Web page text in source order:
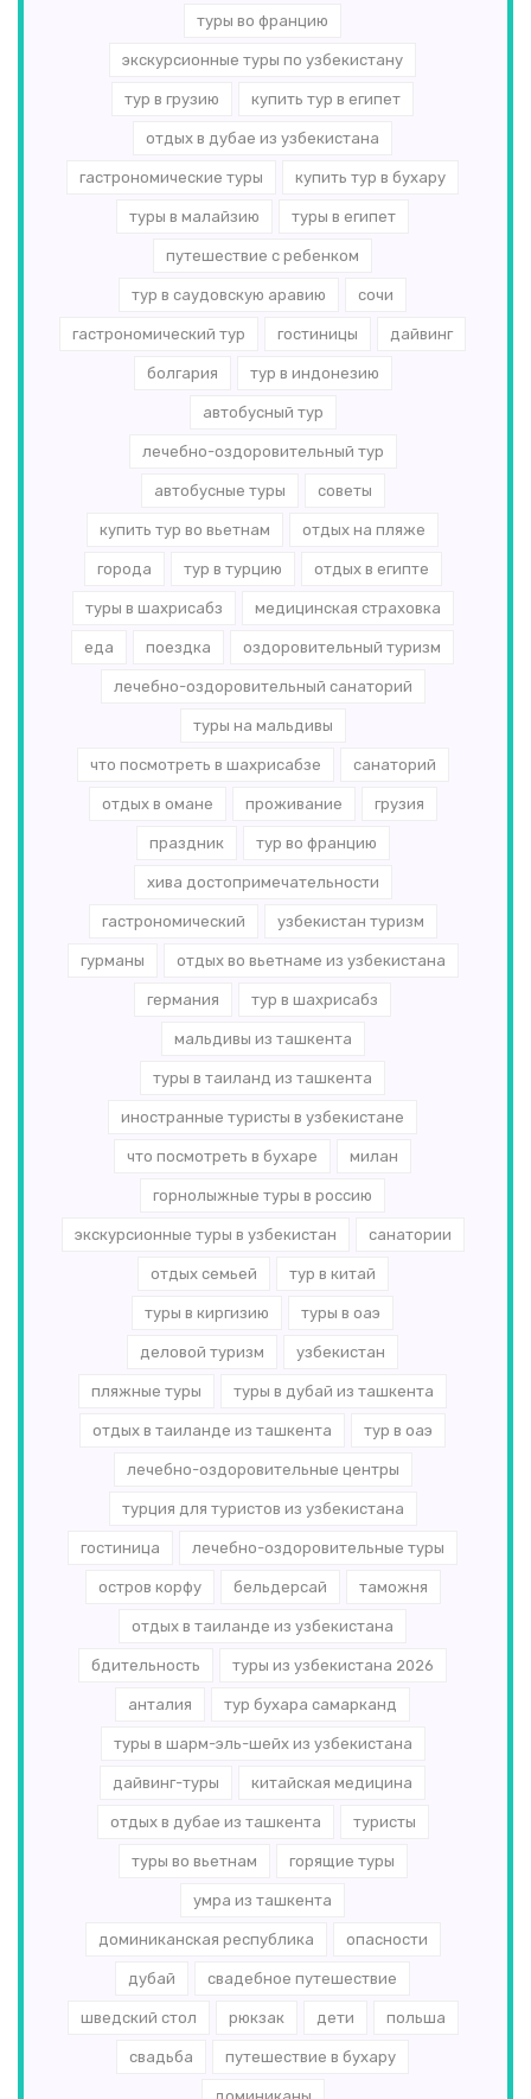
туры во францию
экскурсионные туры по узбекистану
тур в грузию купить тур в египет
отдых в дубае из узбекистана
гастрономические туры купить тур в бухару
туры в малайзию туры в египет
путешествие с ребенком
тур в саудовскую аравию сочи
гастрономический тур гостиницы дайвинг
болгария тур в индонезию
автобусный тур
лечебно-оздоровительный тур
автобусные туры советы
купить тур во вьетнам отдых на пляже
города тур в турцию отдых в египте
туры в шахрисабз медицинская страховка
еда поездка оздоровительный туризм
лечебно-оздоровительный санаторий
туры на мальдивы
что посмотреть в шахрисабзе санаторий
отдых в омане проживание грузия
праздник тур во францию
хива достопримечательности
гастрономический узбекистан туризм
гурманы отдых во вьетнаме из узбекистана
германия тур в шахрисабз
мальдивы из ташкента
туры в таиланд из ташкента
иностранные туристы в узбекистане
что посмотреть в бухаре милан
горнолыжные туры в россию
экскурсионные туры в узбекистан санатории
отдых семьей тур в китай
туры в киргизию туры в оаэ
деловой туризм узбекистан
пляжные туры туры в дубай из ташкента
отдых в таиланде из ташкента тур в оаэ
лечебно-оздоровительные центры
турция для туристов из узбекистана
гостиница лечебно-оздоровительные туры
остров корфу бельдерсай таможня
отдых в таиланде из узбекистана
бдительность туры из узбекистана 2026
анталия тур бухара самарканд
туры в шарм-эль-шейх из узбекистана
дайвинг-туры китайская медицина
отдых в дубае из ташкента туристы
туры во вьетнам горящие туры
умра из ташкента
доминиканская республика опасности
дубай свадебное путешествие
шведский стол рюкзак дети польша
свадьба путешествие в бухару